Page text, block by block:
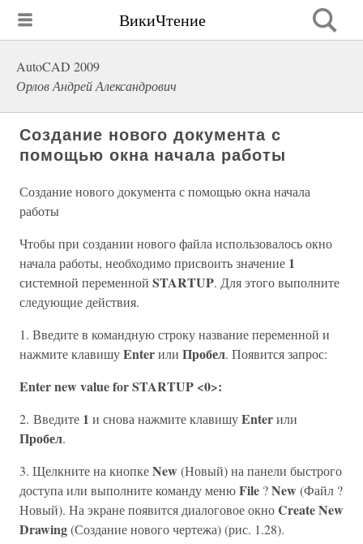
ВикиЧтение
AutoCAD 2009
Орлов Андрей Александрович
Создание нового документа с
помощью окна начала работы
Создание нового документа с помощью окна начала
работы
Чтобы при создании нового файла использовалось окно
начала работы, необходимо присвоить значение 1
системной переменной STARTUP. Для этого выполните
следующие действия.
1. Введите в командную строку название переменной и
нажмите клавишуEnterили Пробел. Появится запрос:
Enter new value for STARTUP <0>:
2. Введите 1 и снова нажмите клавишуEnterили
Пробел.
3. Щелкните на кнопкеNew(Новый) на панели быстрого
доступа или выполните команду менюFile ?New(Файл ?
Новый). На экране появится диалоговое окноCreate New
Drawing(Создание нового чертежа) (рис. 1.28).